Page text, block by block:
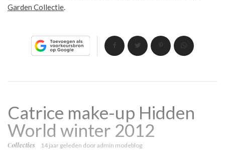
Garden Collectie.
Catrice make-up Hidden
World winter 2012
Collecties 14 jaar geleden dooradmin modeblog